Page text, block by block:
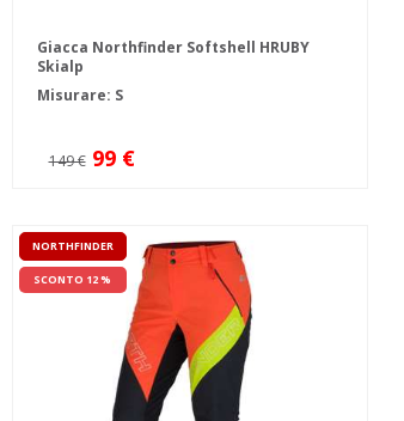
Giacca Northfinder Softshell HRUBY
Skialp
Misurare: S
149 € 99 €
NORTHFINDER
SCONTO 12 %